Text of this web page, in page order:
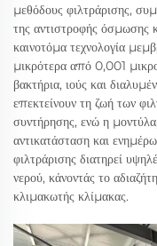
μεθόδους φιλτράρισης,
της αντιστροφής όσμωσης
καινοτόμα τεχνολογία
μικρότερα από 0,001
βακτήρια, ιούς και
επεκτείνουν τη ζωή των
συντήρησης, ενώ η
αντικατάσταση και
φιλτράρισης διατηρεί
νερού, κάνοντάς το
κλιμακωτής κλίμακας.